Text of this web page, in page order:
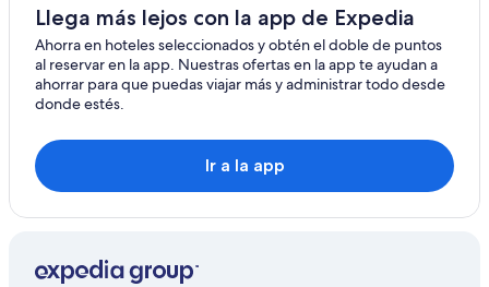
Llega más lejos con la app de Expedia
Ahorra en hoteles seleccionados y obtén el doble de puntos
al reservar en la app. Nuestras ofertas en la app te ayudan a
ahorrar para que puedas viajar más y administrar todo desde
donde estés.
Ir a la app